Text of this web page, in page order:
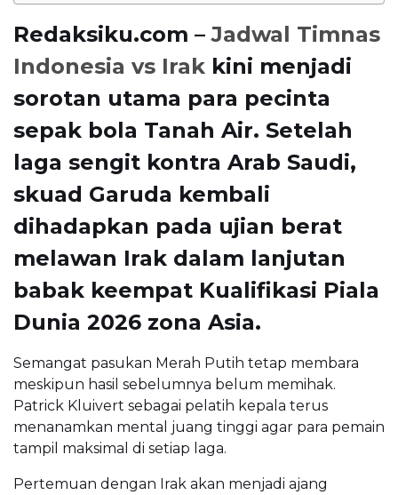
Redaksiku.com –Jadwal Timnas
Indonesia vs Irak kini menjadi
sorotan utama para pecinta
sepak bola Tanah Air. Setelah
laga sengit kontra Arab Saudi,
skuad Garuda kembali
dihadapkan pada ujian berat
melawan Irak dalam lanjutan
babak keempat Kualifikasi Piala
Dunia 2026 zona Asia.
Semangat pasukan Merah Putih tetap membara
meskipun hasil sebelumnya belum memihak.
Patrick Kluivert sebagai pelatih kepala terus
menanamkan mental juang tinggi agar para pemain
tampil maksimal di setiap laga.
Pertemuan dengan Irak akan menjadi ajang